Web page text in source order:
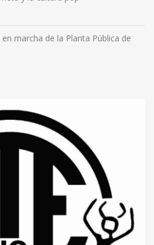
marcha de la Planta Pública de